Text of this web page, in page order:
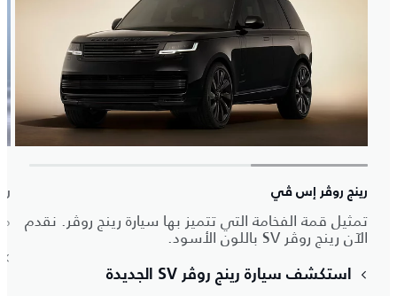
رينج روڤر إس ڤي
تمثيل قمة الفخامة التي تتميز بها سيارة رينج روڤر. نقدم
الآن رينج روڤر SV باللون الأسود.
استكشف سيارة رينج روڤر SV الجديدة